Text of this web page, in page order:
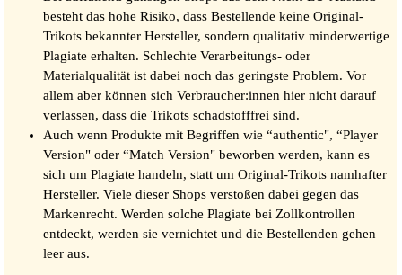
besteht das hohe Risiko, dass Bestellende keine Original-
Trikots bekannter Hersteller, sondern qualitativ minderwertige
Plagiate erhalten. Schlechte Verarbeitungs- oder
Materialqualität ist dabei noch das geringste Problem. Vor
allem aber können sich Verbraucher:innen hier nicht darauf
verlassen, dass die Trikots schadstofffrei sind.
Auch wenn Produkte mit Begriffen wie “authentic", “Player
Version" oder “Match Version" beworben werden, kann es
sich um Plagiate handeln, statt um Original-Trikots namhafter
Hersteller. Viele dieser Shops verstoßen dabei gegen das
Markenrecht. Werden solche Plagiate bei Zollkontrollen
entdeckt, werden sie vernichtet und die Bestellenden gehen
leer aus.